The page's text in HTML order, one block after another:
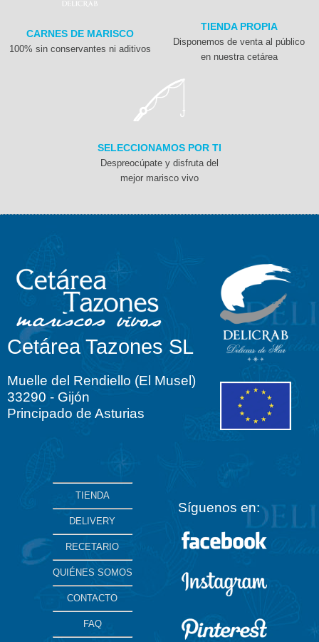
CARNES DE MARISCO
100% sin conservantes ni aditivos
TIENDA PROPIA
Disponemos de venta al público
en nuestra cetárea
SELECCIONAMOS POR TI
Despreocúpate y disfruta del
mejor marisco vivo
Cetárea Tazones SL
Muelle del Rendiello (El Musel)
33290 - Gijón
Principado de Asturias
TIENDA
DELIVERY
RECETARIO
QUIÉNES SOMOS
CONTACTO
FAQ
Síguenos en: